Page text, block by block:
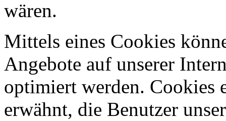
wären.
Mittels eines Cookies
Angebote auf unserer
optimiert werden. Cookies
erwähnt, die Benutzer